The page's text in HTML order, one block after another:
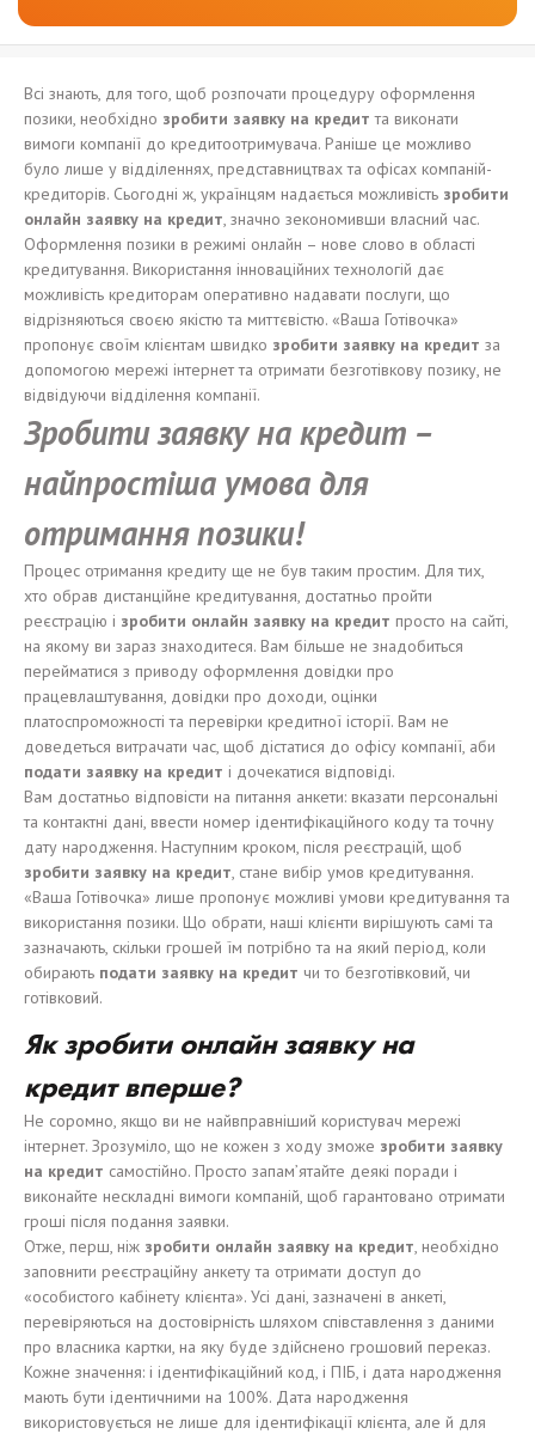
Всі знають, для того, щоб розпочати процедуру оформлення
позики, необхідно зробити заявку на кредит та виконати
вимоги компанії до кредитоотримувача. Раніше це можливо
було лише у відділеннях, представництвах та офісах компаній-
кредиторів. Сьогодні ж, українцям надається можливість зробити
онлайн заявку на кредит, значно зекономивши власний час.
Оформлення позики в режимі онлайн – нове слово в області
кредитування. Використання інноваційних технологій дає
можливість кредиторам оперативно надавати послуги, що
відрізняються своєю якістю та миттєвістю. «Ваша Готівочка»
пропонує своїм клієнтам швидко зробити заявку на кредит за
допомогою мережі інтернет та отримати безготівкову позику, не
відвідуючи відділення компанії.
Зробити заявку на кредит –
найпростіша умова для
отримання позики!
Процес отримання кредиту ще не був таким простим. Для тих,
хто обрав дистанційне кредитування, достатньо пройти
реєстрацію і зробити онлайн заявку на кредит просто на сайті,
на якому ви зараз знаходитеся. Вам більше не знадобиться
перейматися з приводу оформлення довідки про
працевлаштування, довідки про доходи, оцінки
платоспроможності та перевірки кредитної історії. Вам не
доведеться витрачати час, щоб дістатися до офісу компанії, аби
подати заявку на кредит і дочекатися відповіді.
Вам достатньо відповісти на питання анкети: вказати персональні
та контактні дані, ввести номер ідентифікаційного коду та точну
дату народження. Наступним кроком, після реєстрацій, щоб
зробити заявку на кредит, стане вибір умов кредитування.
«Ваша Готівочка» лише пропонує можливі умови кредитування та
використання позики. Що обрати, наші клієнти вирішують самі та
зазначають, скільки грошей їм потрібно та на який період, коли
обирають подати заявку на кредит чи то безготівковий, чи
готівковий.
Як зробити онлайн заявку на
кредит вперше?
Не соромно, якщо ви не найвправніший користувач мережі
інтернет. Зрозуміло, що не кожен з ходу зможе зробити заявку
на кредит самостійно. Просто запам’ятайте деякі поради і
виконайте нескладні вимоги компаній, щоб гарантовано отримати
гроші після подання заявки.
Отже, перш, ніж зробити онлайн заявку на кредит, необхідно
заповнити реєстраційну анкету та отримати доступ до
«особистого кабінету клієнта». Усі дані, зазначені в анкеті,
перевіряються на достовірність шляхом співставлення з даними
про власника картки, на яку буде здійснено грошовий переказ.
Кожне значення: і ідентифікаційний код, і ПІБ, і дата народження
мають бути ідентичними на 100%. Дата народження
використовується не лише для ідентифікації клієнта, але й для